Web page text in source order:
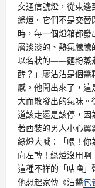
交通信號燈，從東
綠燈。它們不是交替
時，每一個燈箱都
層淡淡的、熱氣騰
以名狀的——麵粉蒸
酵？」廖沾沾是個醬
感。他聞出來了，
大而散發出的氣味。
道該走還是該停，因
著西裝的男人小心翼
綠燈大喊：「喂！你
向左轉！綠燈沒用啊
這種不祥的「咕嚕」
他想起家傳《沾醬包